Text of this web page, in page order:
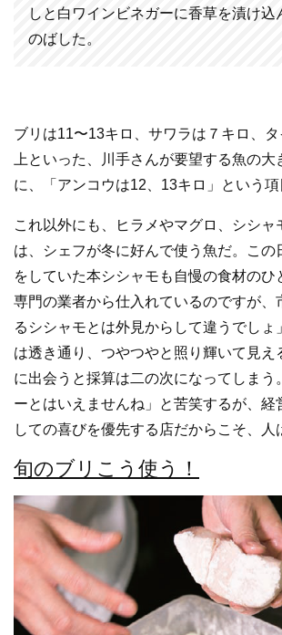
しと白ワインビネガーに香草を漬け込
のばした。
ブリは11〜13キロ、サワラは７キロ、
上といった、川手さんが要望する魚の大
に、「アンコウは12、13キロ」という項
これ以外にも、ヒラメやマグロ、シシャ
は、シェフが冬に好んで使う魚だ。この
をしていた本シシャモも自慢の食材のひ
専門の業者から仕入れているのですが、
るシシャモとは外見からして違うでしょ
は透き通り、つやつやと照り輝いて見え
に出会うと採算は二の次になってしまう
ーとはいえませんね」と苦笑するが、経
しての喜びを優先する店だからこそ、人
旬のブリこう使う！